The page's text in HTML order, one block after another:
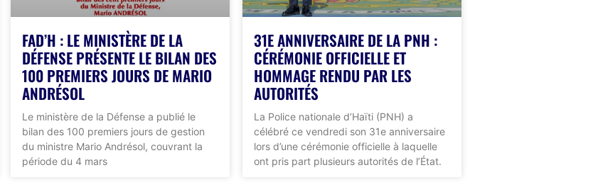
FAD’H : LE MINISTÈRE DE LA
DÉFENSE PRÉSENTE LE BILAN DES
100 PREMIERS JOURS DE MARIO
ANDRÉSOL
Le ministère de la Défense a publié le
bilan des 100 premiers jours de gestion
du ministre Mario Andrésol, couvrant la
période du 4 mars
31E ANNIVERSAIRE DE LA PNH :
CÉRÉMONIE OFFICIELLE ET
HOMMAGE RENDU PAR LES
AUTORITÉS
La Police nationale d’Haïti (PNH) a
célébré ce vendredi son 31e anniversaire
lors d’une cérémonie officielle à laquelle
ont pris part plusieurs autorités de l’État.